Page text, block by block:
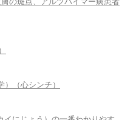
（心シンチ）